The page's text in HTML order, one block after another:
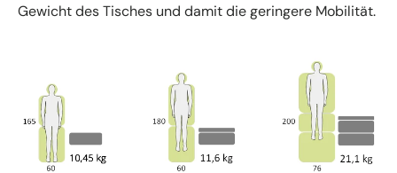
Gewicht des Tisches und damit die geringere Mobilität.